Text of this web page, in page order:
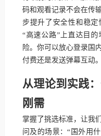
码和观看记录不会在传
步提升了安全性和稳
“高速公路”上直达目
险。你可以放心登录国
付费还是发送弹幕互动。
从理论到实践
刚需
掌握了挑选标准，让我
问及的场景：“国外用